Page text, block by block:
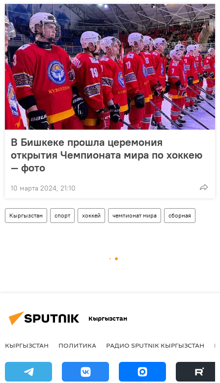
В Бишкеке прошла церемония
открытия Чемпионата мира по хоккею
— фото
10 марта 2024, 21:10
Кыргызстан спорт хоккей чемпионат мира сборная
Кыргызстан
КЫРГЫЗСТАН ПОЛИТИКА РАДИО SPUTNIK КЫРГЫЗСТАН